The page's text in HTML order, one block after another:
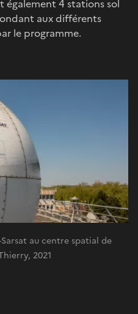
également 4 stations sol
aux différents
le programme.
au centre spatial de
2021